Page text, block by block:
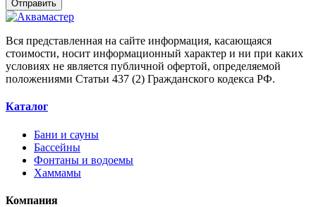
Отправить
Вся представленная на сайте информация, касающаяся
стоимости, носит информационный характер и ни при каких
условиях не является публичной офертой, определяемой
положениями Статьи 437 (2) Гражданского кодекса РФ.
Каталог
Бани и сауны
Бассейны
Фонтаны и водоемы
Хаммамы
Компания